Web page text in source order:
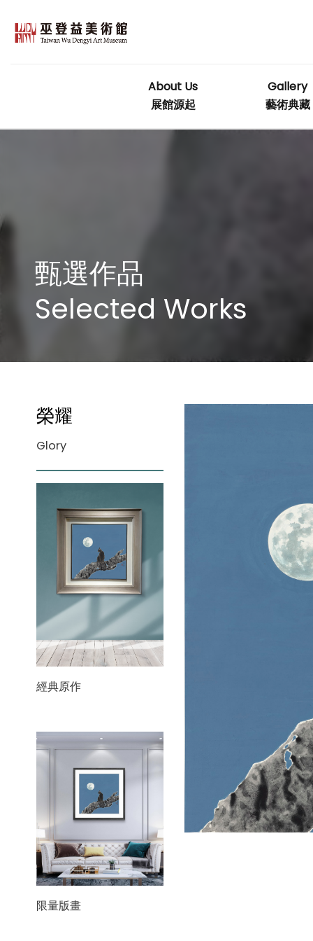
content
About Us
展館源起
Gallery
藝術典藏
甄選作品
Selected Works
榮耀
Glory
經典原作
限量版畫